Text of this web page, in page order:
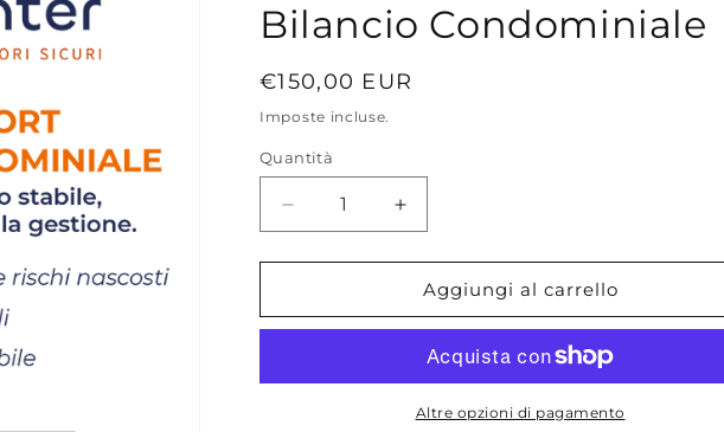
Bilancio Condominiale
Prezzo
di
listino
€150,00 EUR
Imposte incluse.
Quantità
Diminuisci
quantità
per
CondoReport
Check-
del
Aumenta
quantità
per
CondoReport
Check-
del
Bilancio
Aggiungi al carrello
Altre opzioni di pagamento